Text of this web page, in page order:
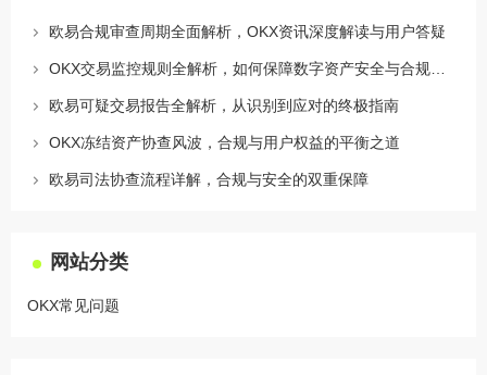
欧易合规审查周期全面解析，OKX资讯深度解读与用户答疑
欧易可疑交易报告全解析，从识别到应对的终极指南
OKX冻结资产协查风波，合规与用户权益的平衡之道
欧易司法协查流程详解，合规与安全的双重保障
网站分类
OKX常见问题